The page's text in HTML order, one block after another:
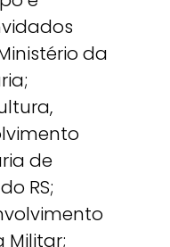
da
de
RS;
Militar;